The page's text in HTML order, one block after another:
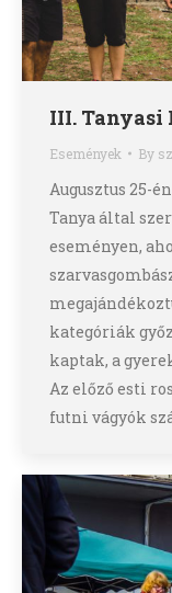
III. Tanyasi
Események By
Augusztus 25-
Tanya által
eseményen,
kategóriák
kaptak, a
Az előző esti
futni vágyók